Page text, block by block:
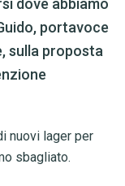
dove abbiamo
portavoce
sulla proposta
nuovi lager per
sbagliato.